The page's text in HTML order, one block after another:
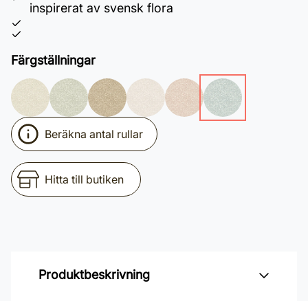
inspirerat av svensk flora
Färgställningar
Beräkna antal rullar
Hitta till butiken
Produktbeskrivning